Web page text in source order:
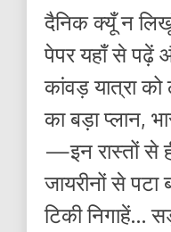
दैनिक क्यूँ न
पेपर यहाँ से पढ़ें
कांवड़ यात्रा
का बड़ा प्लान,
—इन रास्तों से
जायरीनों से
टिकी निगाहें…